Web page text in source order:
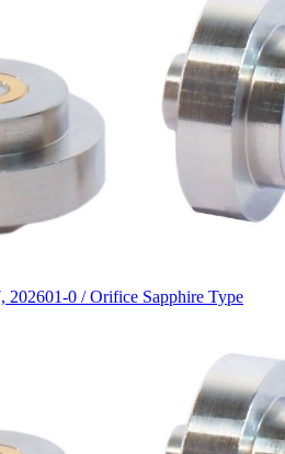
202601-0 / Orifice Sapphire Type